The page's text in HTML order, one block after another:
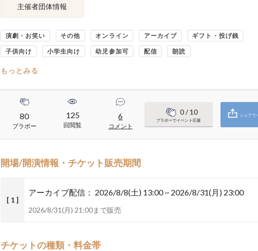
主催者団体情報
演劇・お笑い その他 オンライン アーカイブ ギフト・投げ銭
子供向け 小学生向け 幼児参加可 配信 朗読
もっとみる
80
ブラボー
125
回閲覧
6
コメント
0/ 10
ブラボーでイベント応援
シェアで
開場/開演情報・チケット販売期間
[ 1 ]
アーカイブ配信： 2026/8/8(土) 13:00 ~ 2026/8/31(月) 23:00
2026/8/31(月) 21:00まで販売
チケットの種類・料金帯